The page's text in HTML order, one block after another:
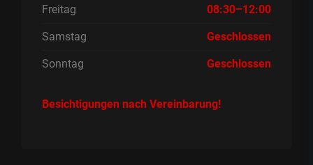
Freitag 08:30–12:00
Samstag Geschlossen
Sonntag Geschlossen
Besichtigungen nach Vereinbarung!